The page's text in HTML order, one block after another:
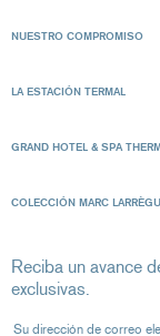
NUESTRO COMPROMISO
LA ESTACIÓN TERMAL
GRAND HOTEL & SPA
COLECCIÓN MARC
Reciba un avance
exclusivas.
Su dirección de